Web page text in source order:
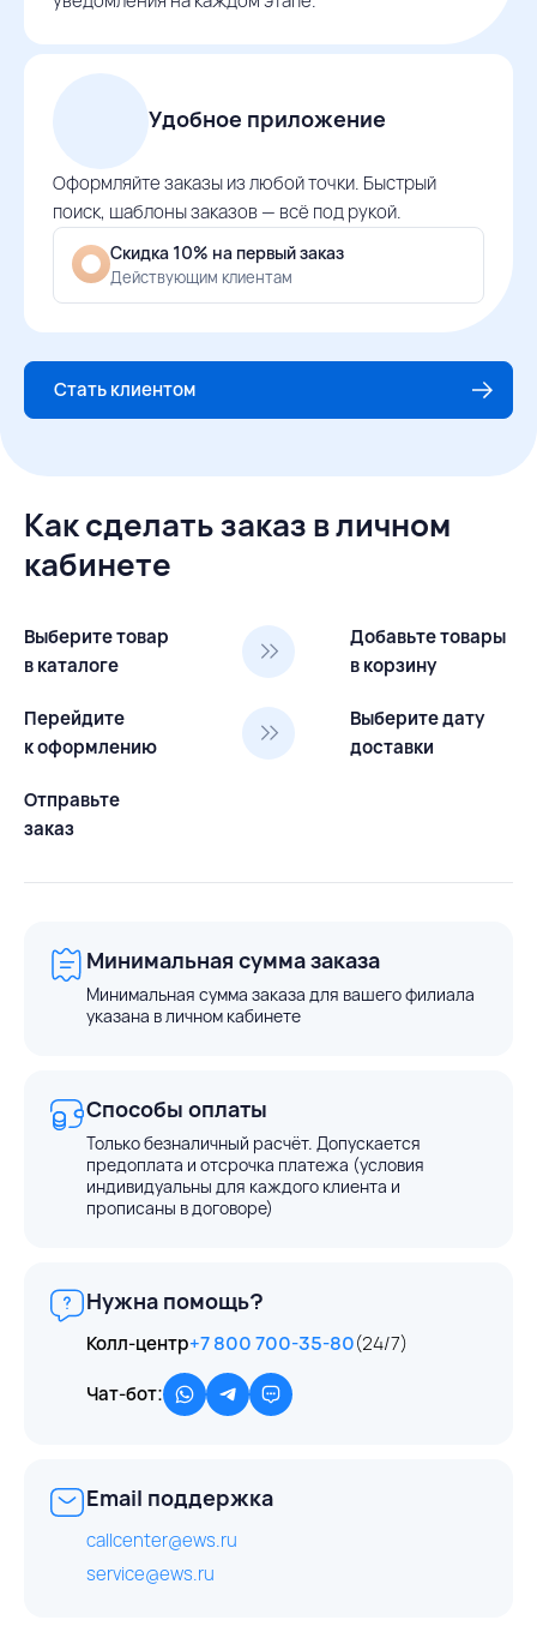
Удобное приложение
Оформляйте заказы из любой точки. Быстрый
поиск, шаблоны заказов — всё под рукой.
Скидка 10% на первый заказ
Действующим клиентам
Стать клиентом
Как сделать заказ в личном
кабинете
Выберите товар
в каталоге
Добавьте товары
в корзину
Перейдите
к оформлению
Выберите дату
доставки
Отправьте
заказ
Минимальная сумма заказа
Минимальная сумма заказа для вашего филиала
указана в личном кабинете
Способы оплаты
Только безналичный расчёт. Допускается
предоплата и отсрочка платежа (условия
индивидуальны для каждого клиента и
прописаны в договоре)
Нужна помощь?
Колл-центр+7 800 700-35-80(24/7)
Чат-бот:
Email поддержка
callcenter@ews.ru
service@ews.ru